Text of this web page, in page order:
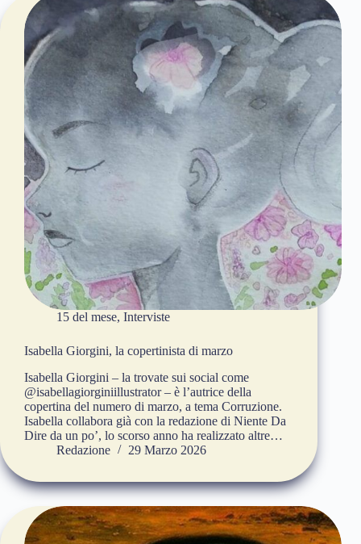
15 del mese, Interviste
Isabella Giorgini, la copertinista di marzo
Isabella Giorgini – la trovate sui social come
@isabellagiorginiillustrator – è l’autrice della
copertina del numero di marzo, a tema Corruzione.
Isabella collabora già con la redazione di Niente Da
Dire da un po’, lo scorso anno ha realizzato altre…
Redazione
29 Marzo 2026